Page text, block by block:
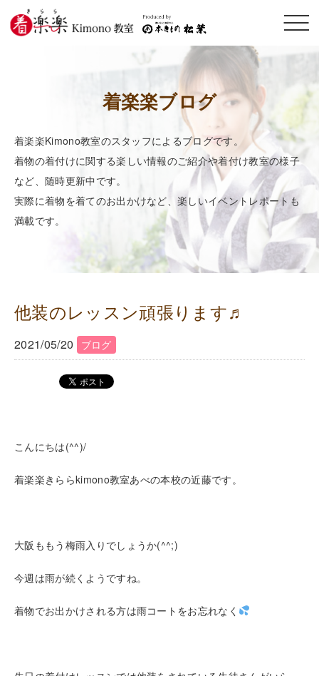
メニ
着楽楽ブログ
着楽楽Kimono教室のスタッフによるブログです。
着物の着付けに関する楽しい情報のご紹介や着付け教室の様子
など、随時更新中です。
実際に着物を着てのお出かけなど、楽しいイベントレポートも
満載です。
他装のレッスン頑張ります♬
2021/05/20 ブログ
こんにちは(^^)/
着楽楽きららkimono教室あべの本校の近藤です。
大阪ももう梅雨入りでしょうか(^^;)
今週は雨が続くようですね。
着物でお出かけされる方は雨コートをお忘れなく